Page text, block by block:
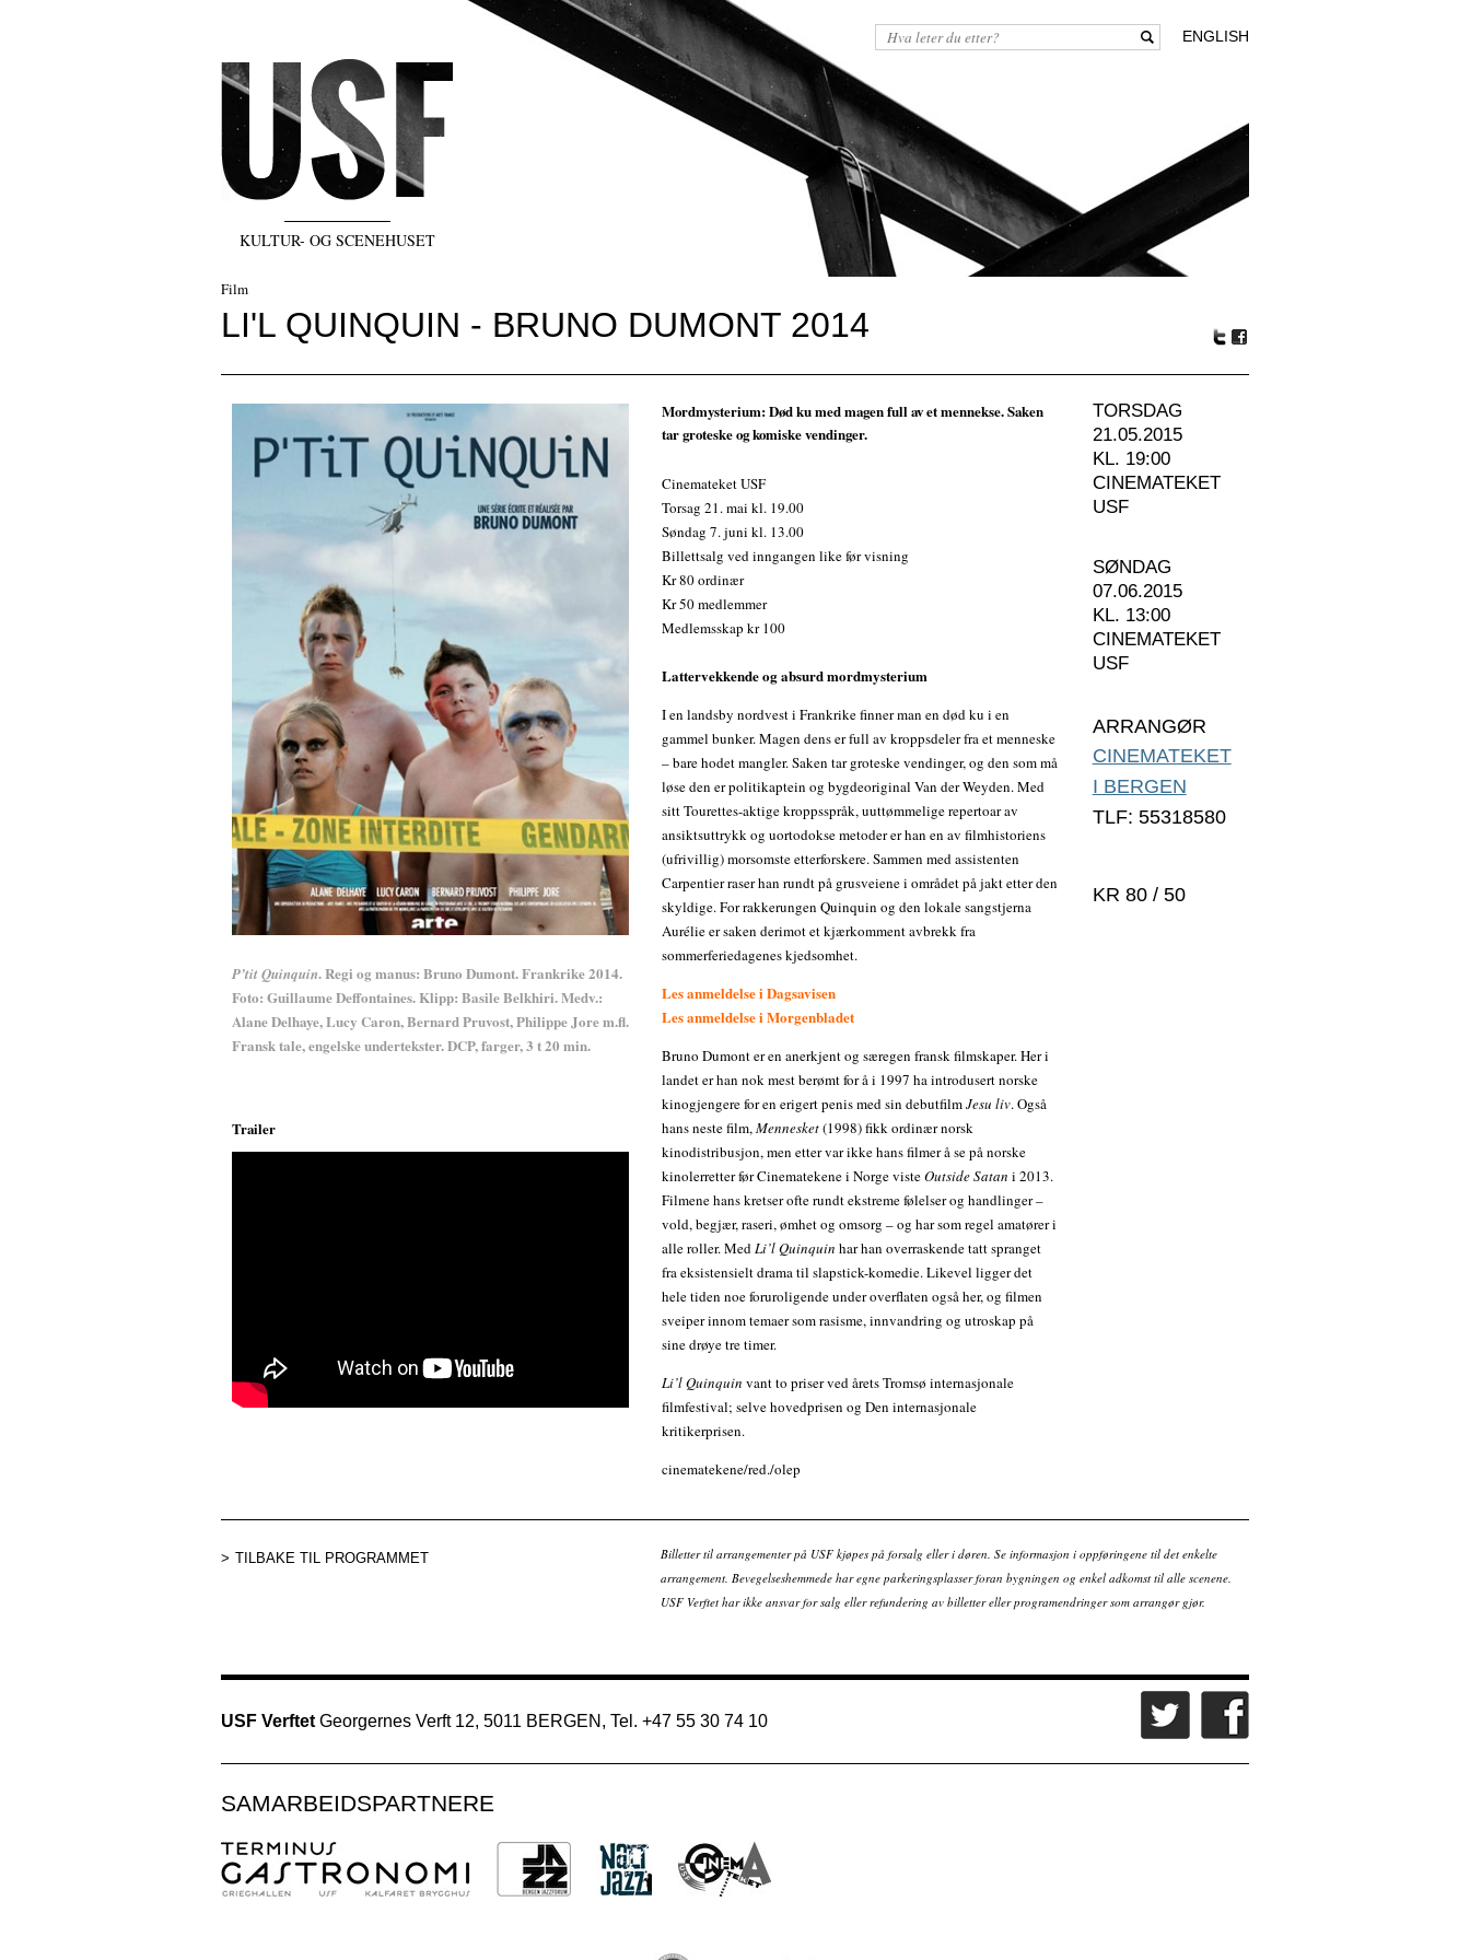
KULTUR- OG SCENEHUSET
ENGLISH
Film
LI'L QUINQUIN - BRUNO DUMONT 2014
P’tit Quinquin. Regi og manus: Bruno Dumont. Frankrike 2014.
Foto: Guillaume Deffontaines. Klipp: Basile Belkhiri. Medv.:
Alane Delhaye, Lucy Caron, Bernard Pruvost, Philippe Jore m.fl.
Fransk tale, engelske undertekster. DCP, farger, 3 t 20 min.
Trailer
Mordmysterium: Død ku med magen full av et mennekse. Saken
tar groteske og komiske vendinger.
Cinemateket USF
Torsag 21. mai kl. 19.00
Søndag 7. juni kl. 13.00
Billettsalg ved inngangen like før visning
Kr 80 ordinær
Kr 50 medlemmer
Medlemsskap kr 100
Lattervekkende og absurd mordmysterium
I en landsby nordvest i Frankrike finner man en død ku i en
gammel bunker. Magen dens er full av kroppsdeler fra et menneske
– bare hodet mangler. Saken tar groteske vendinger, og den som må
løse den er politikaptein og bygdeoriginal Van der Weyden. Med
sitt Tourettes-aktige kroppsspråk, uuttømmelige repertoar av
ansiktsuttrykk og uortodokse metoder er han en av filmhistoriens
(ufrivillig) morsomste etterforskere. Sammen med assistenten
Carpentier raser han rundt på grusveiene i området på jakt etter den
skyldige. For rakkerungen Quinquin og den lokale sangstjerna
Aurélie er saken derimot et kjærkomment avbrekk fra
sommerferiedagenes kjedsomhet.
Les anmeldelse i Dagsavisen
Les anmeldelse i Morgenbladet
Bruno Dumont er en anerkjent og særegen fransk filmskaper. Her i
landet er han nok mest berømt for å i 1997 ha introdusert norske
kinogjengere for en erigert penis med sin debutfilmJesu liv. Også
hans neste film,Mennesket(1998) fikk ordinær norsk
kinodistribusjon, men etter var ikke hans filmer å se på norske
kinolerretter før Cinematekene i Norge visteOutside Satan i 2013.
Filmene hans kretser ofte rundt ekstreme følelser og handlinger –
vold, begjær, raseri, ømhet og omsorg – og har som regel amatører i
alle roller. MedLi’l Quinquin har han overraskende tatt spranget
fra eksistensielt drama til slapstick-komedie. Likevel ligger det
hele tiden noe foruroligende under overflaten også her, og filmen
sveiper innom temaer som rasisme, innvandring og utroskap på
sine drøye tre timer.
Li’l Quinquin vant to priser ved årets Tromsø internasjonale
filmfestival; selve hovedprisen og Den internasjonale
kritikerprisen.
cinematekene/red./olep
TORSDAG
21.05.2015
KL. 19:00
CINEMATEKET
USF
SØNDAG
07.06.2015
KL. 13:00
CINEMATEKET
USF
ARRANGØR
CINEMATEKET
I BERGEN
TLF: 55318580
KR 80 / 50
TILBAKE TIL PROGRAMMET
Billetter til arrangementer på USF kjøpes på forsalg eller i døren. Se informasjon i oppføringene til det enkelte
arrangement. Bevegelseshemmede har egne parkeringsplasser foran bygningen og enkel adkomst til alle scenene.
USF Verftet har ikke ansvar for salg eller refundering av billetter eller programendringer som arrangør gjør.
USF Verftet Georgernes Verft 12, 5011 BERGEN, Tel. +47 55 30 74 10
SAMARBEIDSPARTNERE